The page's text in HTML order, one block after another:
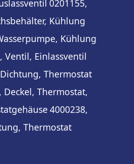
0201155,
Kühlung
Kühlung
Ventil, Einlassventil
Thermostat
Deckel, Thermostat,
4000238,
Thermostat